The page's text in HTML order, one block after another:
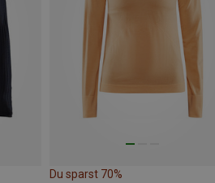
Du sparst 70%